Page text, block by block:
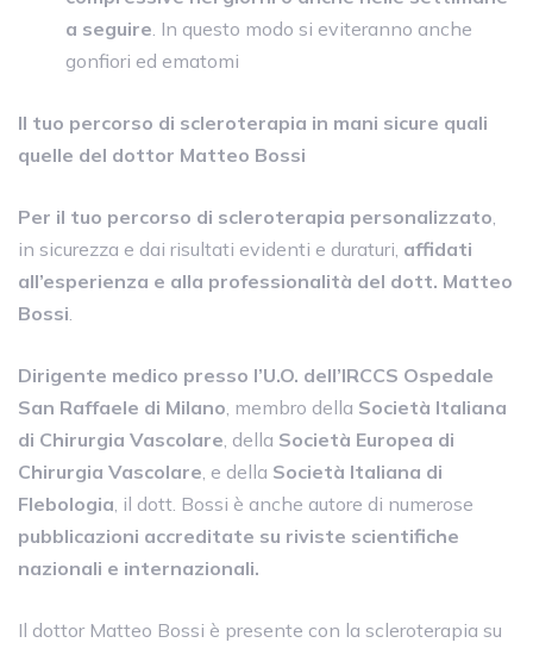
a seguire. In questo modo si eviteranno anche
gonfiori ed ematomi
Il tuo percorso di scleroterapia in mani sicure quali
quelle del dottor Matteo Bossi
Per il tuo percorso di scleroterapia personalizzato,
in sicurezza e dai risultati evidenti e duraturi, affidati
all’esperienza e alla professionalità del dott. Matteo
Bossi.
Dirigente medico presso l’U.O. dell’IRCCS Ospedale
San Raffaele di Milano, membro della Società Italiana
di Chirurgia Vascolare, della Società Europea di
Chirurgia Vascolare, e della Società Italiana di
Flebologia, il dott. Bossi è anche autore di numerose
pubblicazioni accreditate su riviste scientifiche
nazionali e internazionali.
Il dottor Matteo Bossi è presente con la scleroterapia su